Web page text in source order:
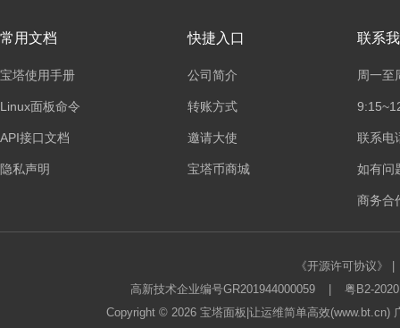
常用文档
宝塔使用手册
Linux面板命令
API接口文档
隐私声明
快捷入口
公司简介
转账方式
邀请大使
宝塔币商城
联系
周一至
联系电
如有问
商务合
《开源许可协议》
高新技术企业编号GR201944000059
粤B2-
Copyright © 2026 宝塔面板 |让运维简单高效